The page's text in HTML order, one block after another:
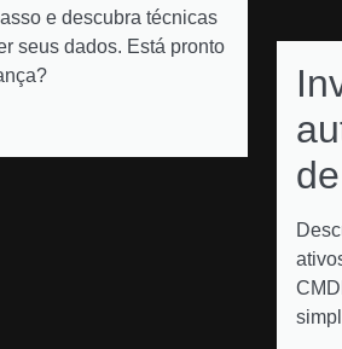
e descubra técnicas
seus dados. Está pronto